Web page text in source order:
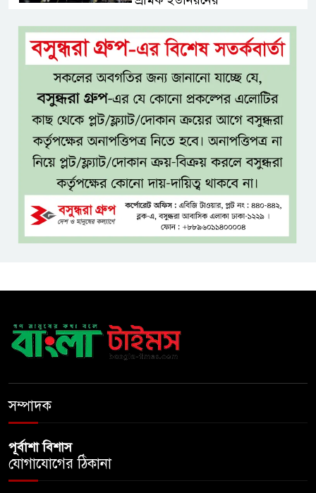
টাঙ্গাইল জেলা পরিষদের উদ্যোগে
২৩ লাখ টাকার আর্থিক অনুদানের
চেক বিতরণ
ধলেশ্বরী থেকে অবৈধ বালু উত্তোলন,
হুমকিতে শামসুল হক সেতু
বঙ্গভবনের নতুন বাসিন্দা কি মির্জা
ফখরুল? বিএনপিতে জোর
আলোচনা, সিদ্ধান্ত নেবেন তারেক
রহমান
বাংলাদেশে এলো থাইল্যান্ডের শীর্ষ
কফি ব্র্যান্ড ‘ক্যাফে আমাজন
সম্পাদক
পূর্বাশা বিশাস
যোগাযোগের ঠিকানা